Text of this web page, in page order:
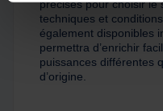
précises pour choisir le
techniques et
également disponibles
permettra d’enrichir
puissances différentes
d’origine.